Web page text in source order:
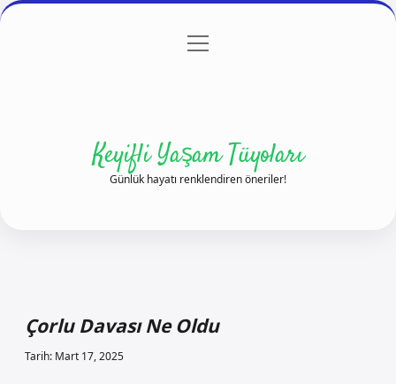
Gizlilik Politikası
menüyü
Keyifli Yaşam Tüyoları
Günlük hayatı renklendiren öneriler!
Çorlu Davası Ne Oldu
Tarih: Mart 17, 2025